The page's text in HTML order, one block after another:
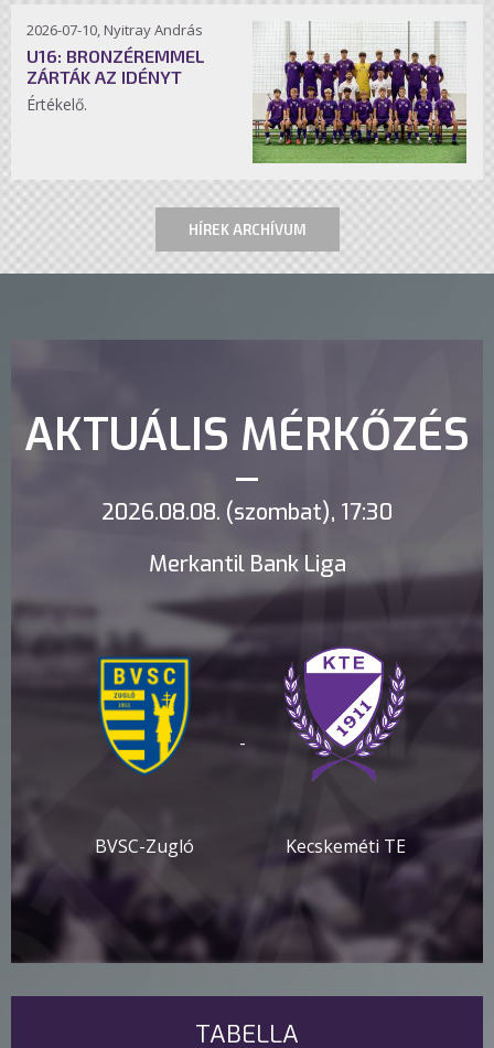
2026-07-10, Nyitray András
U16: BRONZÉREMMEL
ZÁRTÁK AZ IDÉNYT
Értékelő.
HÍREK ARCHÍVUM
AKTUÁLIS MÉRKŐZÉS
2026.08.08. (szombat), 17:30
Merkantil Bank Liga
BVSC-Zugló
-
Kecskeméti TE
TABELLA